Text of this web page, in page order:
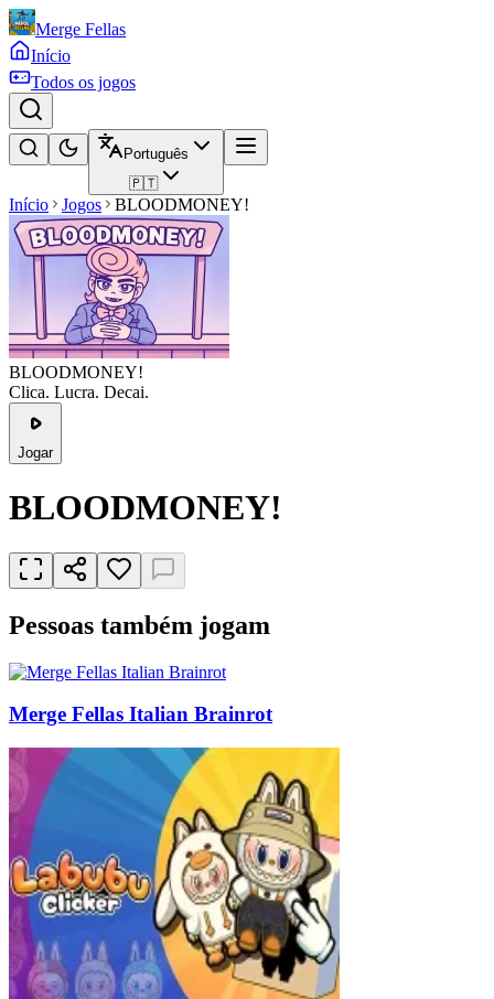
Merge Fellas
Início
Todos os jogos
Português
🇵🇹
Início Jogos BLOODMONEY!
BLOODMONEY!
Clica. Lucra. Decai.
Jogar
BLOODMONEY!
Pessoas também jogam
Merge Fellas Italian Brainrot